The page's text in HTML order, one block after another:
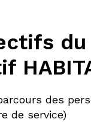
du
des
de service)